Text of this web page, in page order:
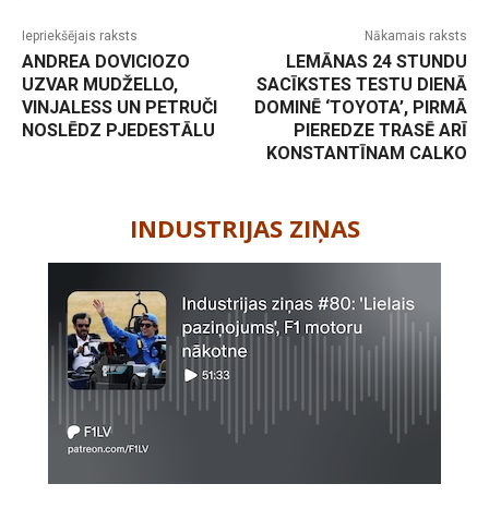
Iepriekšējais raksts
ANDREA DOVICIOZO
UZVAR MUDŽELLO,
VINJALESS UN PETRUČI
NOSLĒDZ PJEDESTĀLU
Nākamais raksts
LEMĀNAS 24 STUNDU
SACĪKSTES TESTU DIENĀ
DOMINĒ ‘TOYOTA’, PIRMĀ
PIEREDZE TRASĒ ARĪ
KONSTANTĪNAM CALKO
INDUSTRIJAS ZIŅAS